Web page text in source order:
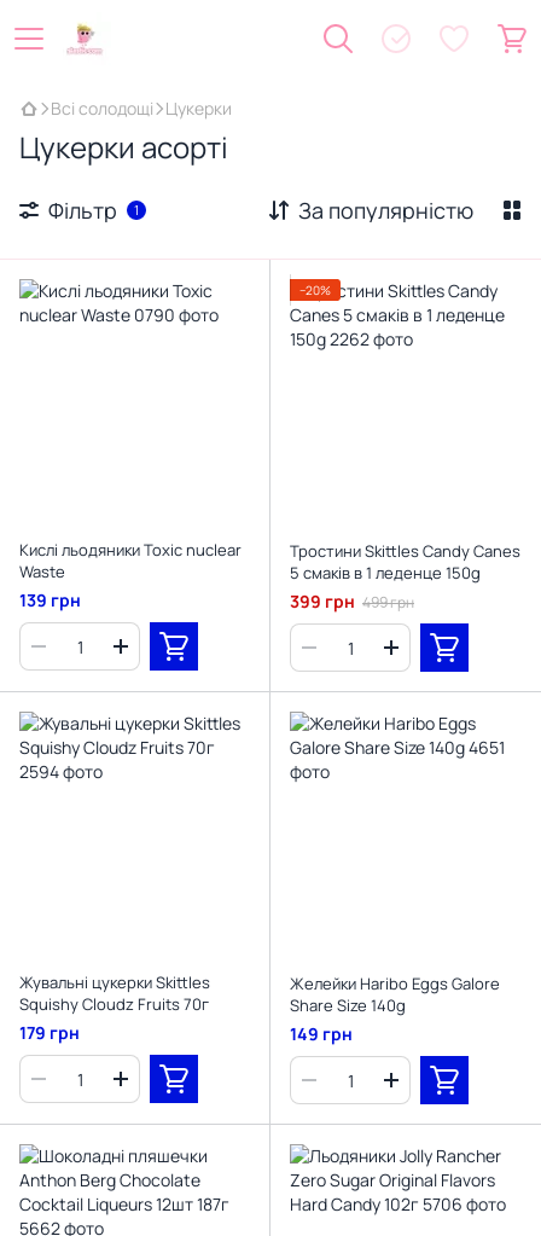
Всі солодощі Цукерки
Цукерки асорті
Фільтр 1 За популярністю
Кислі льодяники Toxic nuclear
Waste
139 грн
−20%
Тростини Skittles Candy Canes
5 смаків в 1 леденце 150g
399 грн 499 грн
Жувальні цукерки Skittles
Squishy Cloudz Fruits 70г
179 грн
Желейки Haribo Eggs Galore
Share Size 140g
149 грн